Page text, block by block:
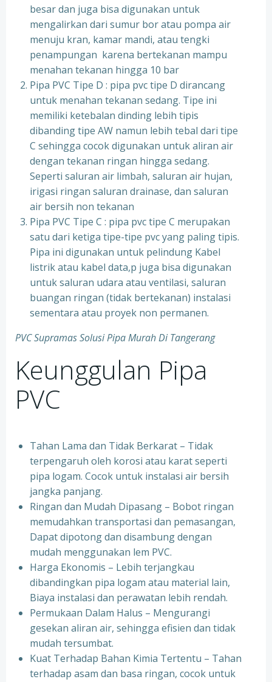
besar dan juga bisa digunakan untuk
mengalirkan dari sumur bor atau pompa air
menuju kran, kamar mandi, atau tengki
penampungan karena bertekanan mampu
menahan tekanan hingga 10 bar
Pipa PVC Tipe D : pipa pvc tipe D dirancang
untuk menahan tekanan sedang. Tipe ini
memiliki ketebalan dinding lebih tipis
dibanding tipe AW namun lebih tebal dari tipe
C sehingga cocok digunakan untuk aliran air
dengan tekanan ringan hingga sedang.
Seperti saluran air limbah, saluran air hujan,
irigasi ringan saluran drainase, dan saluran
air bersih non tekanan
Pipa PVC Tipe C : pipa pvc tipe C merupakan
satu dari ketiga tipe-tipe pvc yang paling tipis.
Pipa ini digunakan untuk pelindung Kabel
listrik atau kabel data,p juga bisa digunakan
untuk saluran udara atau ventilasi, saluran
buangan ringan (tidak bertekanan) instalasi
sementara atau proyek non permanen.
PVC Supramas Solusi Pipa Murah Di Tangerang
Keunggulan Pipa
PVC
Tahan Lama dan Tidak Berkarat – Tidak
terpengaruh oleh korosi atau karat seperti
pipa logam. Cocok untuk instalasi air bersih
jangka panjang.
Ringan dan Mudah Dipasang – Bobot ringan
memudahkan transportasi dan pemasangan,
Dapat dipotong dan disambung dengan
mudah menggunakan lem PVC.
Harga Ekonomis – Lebih terjangkau
dibandingkan pipa logam atau material lain,
Biaya instalasi dan perawatan lebih rendah.
Permukaan Dalam Halus – Mengurangi
gesekan aliran air, sehingga efisien dan tidak
mudah tersumbat.
Kuat Terhadap Bahan Kimia Tertentu – Tahan
terhadap asam dan basa ringan, cocok untuk